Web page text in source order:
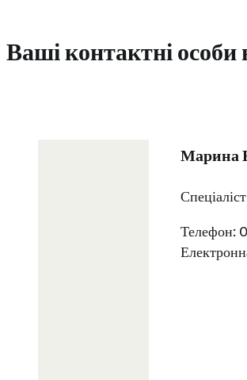
Ваші контактні
Марина
Телефон: